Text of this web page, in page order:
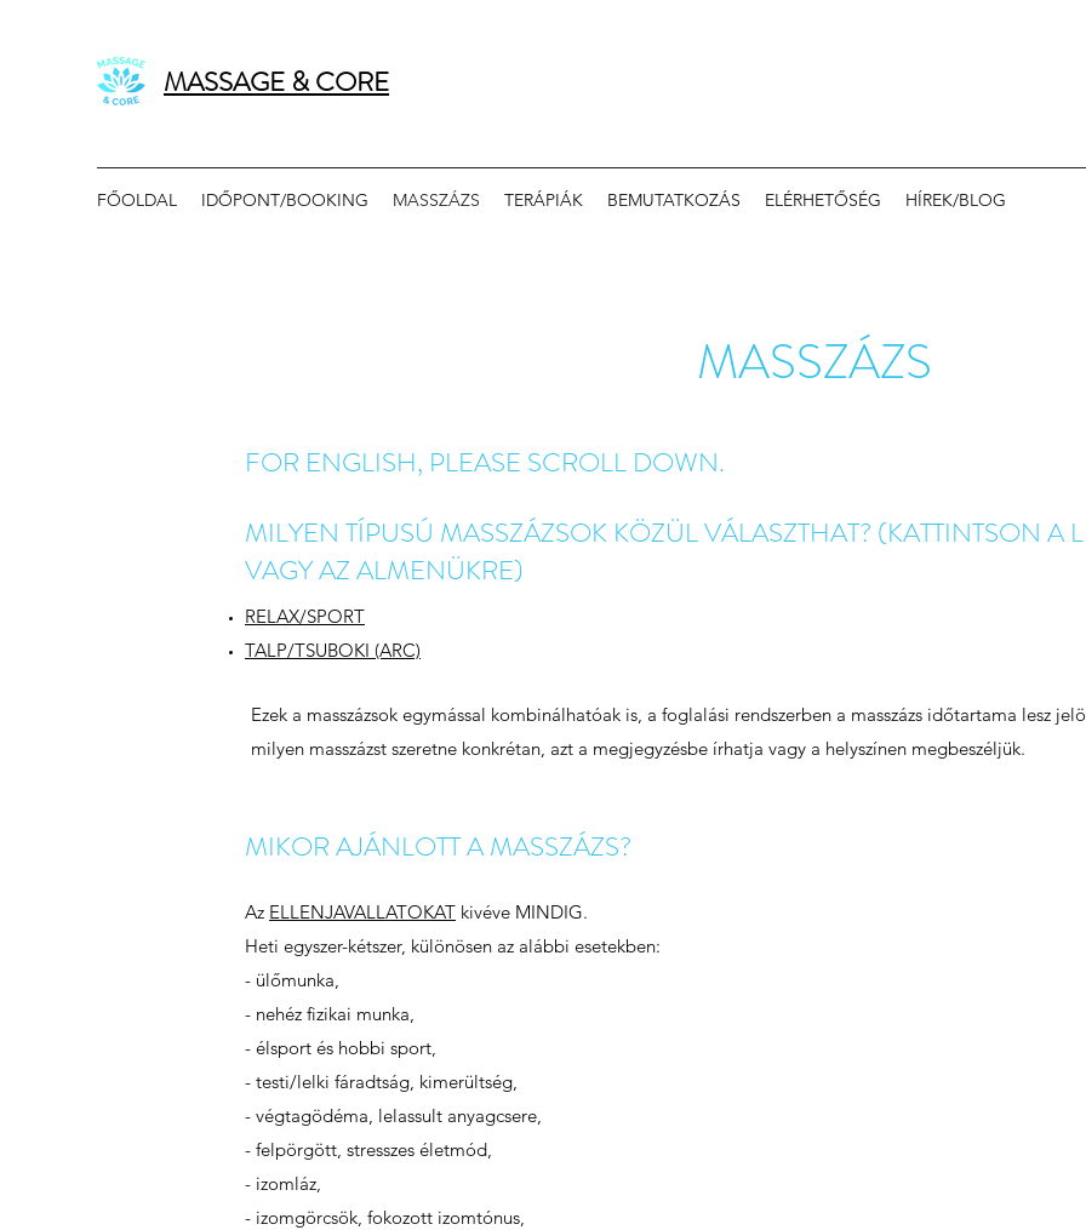
MASSAGE & CORE
FŐOLDAL IDŐPONT/BOOKING MASSZÁZS TERÁPIÁK BEMUTATKOZÁS ELÉRHETŐSÉG HÍREK/BLOG
MASSZÁZS
FOR ENGLISH, PLEASE SCROLL DOWN.
MILYEN TÍPUSÚ MASSZÁZSOK KÖZÜL VÁLASZTHAT? (KATTINTSON A
VAGY AZ ALMENÜKRE)
RELAX/SPORT
TALP/TSUBOKI (ARC)
Ezek a masszázsok egymással kombinálhatóak is, a foglalási rendszerben a masszázs időtartama lesz
milyen masszázst szeretne konkrétan, azt a megjegyzésbe írhatja vagy a helyszínen megbeszéljük.
MIKOR AJÁNLOTT A MASSZÁZS?
Az ELLENJAVALLATOKAT kivéve MINDIG.
Heti egyszer-kétszer, különösen az alábbi esetekben:
- ülőmunka,
- nehéz fizikai munka,
- élsport és hobbi sport,
- testi/lelki fáradtság, kimerültség,
- végtagödéma, lelassult anyagcsere,
- felpörgött, stresszes életmód,
- izomláz,
- izomgörcsök, fokozott izomtónus,